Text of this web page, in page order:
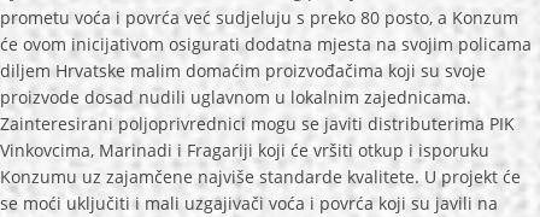
prometu voća i povrća već sudjeluju s preko 80 posto, a Konzum
će ovom inicijativom osigurati dodatna mjesta na svojim policama
diljem Hrvatske malim domaćim proizvođačima koji su svoje
proizvode dosad nudili uglavnom u lokalnim zajednicama.
Zainteresirani poljoprivrednici mogu se javiti distributerima PIK
Vinkovcima, Marinadi i Fragariji koji će vršiti otkup i isporuku
Konzumu uz zajamčene najviše standarde kvalitete. U projekt će
se moći uključiti i mali uzgajivači voća i povrća koji su javili na